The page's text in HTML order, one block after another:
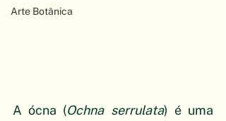
Arte Botânica
A ócna (Ochna serrulata) é uma